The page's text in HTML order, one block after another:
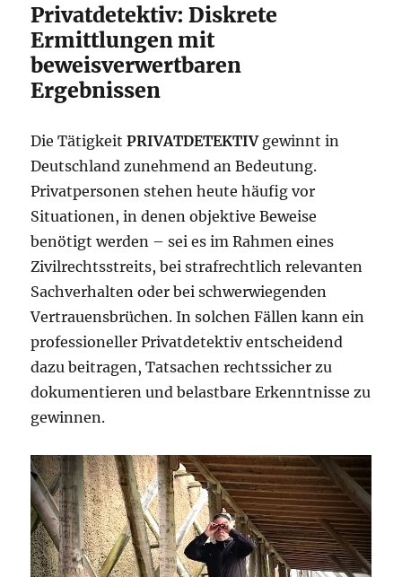
Privatdetektiv: Diskrete
Ermittlungen mit
beweisverwertbaren
Ergebnissen
Die TätigkeitPRIVATDETEKTIVgewinnt in
Deutschland zunehmend an Bedeutung.
Privatpersonen stehen heute häufig vor
Situationen, in denen objektive Beweise
benötigt werden – sei es im Rahmen eines
Zivilrechtsstreits, bei strafrechtlich relevanten
Sachverhalten oder bei schwerwiegenden
Vertrauensbrüchen. In solchen Fällen kann ein
professioneller Privatdetektiv entscheidend
dazu beitragen, Tatsachen rechtssicher zu
dokumentieren und belastbare Erkenntnisse zu
gewinnen.